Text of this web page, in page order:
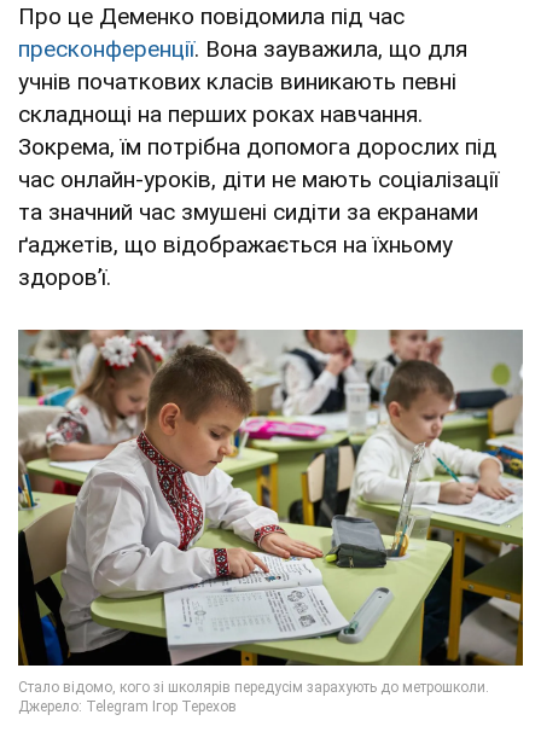
Про це Деменко повідомила під час
пресконференції. Вона зауважила, що для
учнів початкових класів виникають певні
складнощі на перших роках навчання.
Зокрема, їм потрібна допомога дорослих під
час онлайн-уроків, діти не мають соціалізації
та значний час змушені сидіти за екранами
ґаджетів, що відображається на їхньому
здоровʼї.